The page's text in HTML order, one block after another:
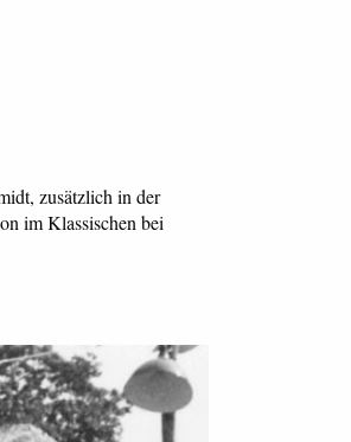
zusätzlich in der
im Klassischen bei